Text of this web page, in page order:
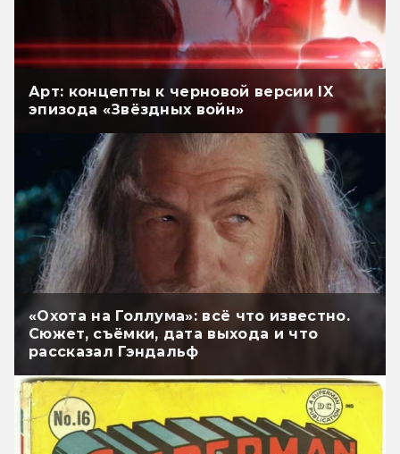
Арт: концепты к черновой версии IX
эпизода «Звёздных войн»
«Охота на Голлума»: всё что известно.
Сюжет, съёмки, дата выхода и что
рассказал Гэндальф